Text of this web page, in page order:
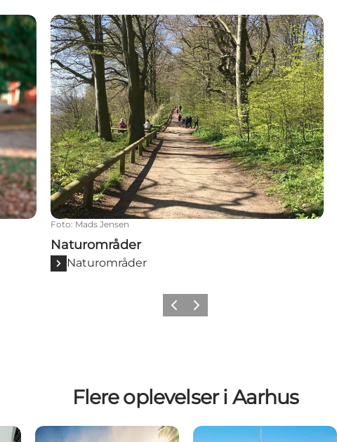
Naturområder
Foto: Mads Jensen
Naturområder
Naturområder
ForrigeNæste
Flere oplevelser i Aarhus